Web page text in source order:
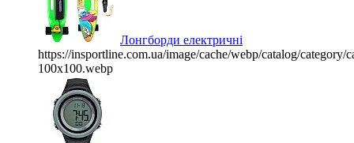
Лонгборди електричні
https://insportline.com.ua/image/cache/webp/catalog/category/
100x100.webp